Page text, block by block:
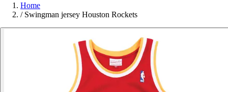
Home
/ Swingman jersey Houston Rockets